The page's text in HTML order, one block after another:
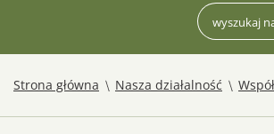
Strona główna /
Nasza działalność /